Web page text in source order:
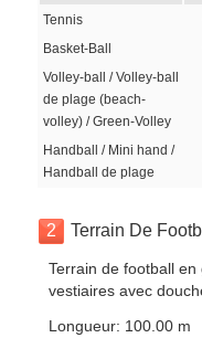
Tennis
Basket-Ball
Volley-ball / Volley-ball
de plage (beach-
volley) / Green-Volley
Handball / Mini hand /
Handball de plage
2 Terrain De
Terrain de football
vestiaires avec
Longueur: 100.00 m